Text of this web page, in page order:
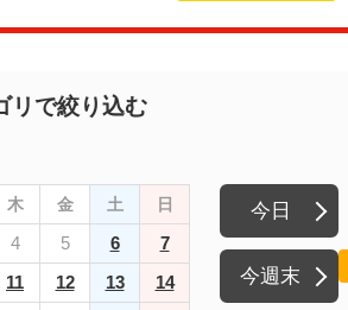
リで絞り込む
木 金 土 日
4 5 6
7
11 12 13
14
今日
今週末